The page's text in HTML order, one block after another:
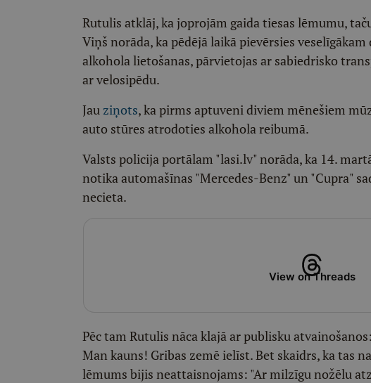
Rutulis atklāj, ka joprojām gaida tiesas lēmumu,
Viņš norāda, ka pēdējā laikā pievērsies
alkohola lietošanas, pārvietojas ar sabiedrisko
ar velosipēdu.
Jau ziņots, ka pirms aptuveni diviem mēnešiem
auto stūres atrodoties alkohola reibumā.
Valsts policija portālam "lasi.lv" norāda, ka 14.
notika automašīnas "Mercedes-Benz" un "Cupra"
necieta.
View on Threads
Pēc tam Rutulis nāca klajā ar publisku
Man kauns! Gribas zemē ielīst. Bet skaidrs, ka tas
lēmums bijis neattaisnojams: "Ar milzīgu nožēlu